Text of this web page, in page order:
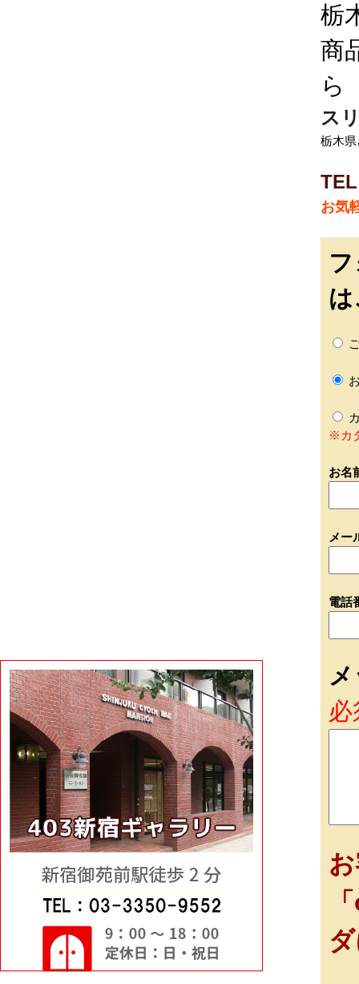
栃
商
ら
ス
栃木県
お気
※カ
お名
メー
電話
必